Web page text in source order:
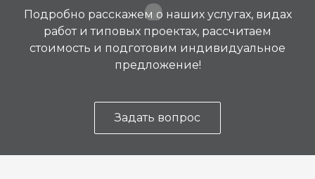
Подробно расскажем о наших услугах, видах
работ и типовых проектах, рассчитаем
стоимость и подготовим индивидуальное
предложение!
Задать вопрос